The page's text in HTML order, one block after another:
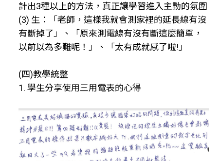
計出3種以上的方法，真正讓學習進入主動的氛圍
(3) 生：「老師，這樣我就會測家裡的延長線有沒
有斷掉了」、「原來測電線有沒有斷這麼簡單，
以前以為多難呢！」、「太有成就感了啦!」
(四)教學統整
1. 學生分享使用三用電表的心得